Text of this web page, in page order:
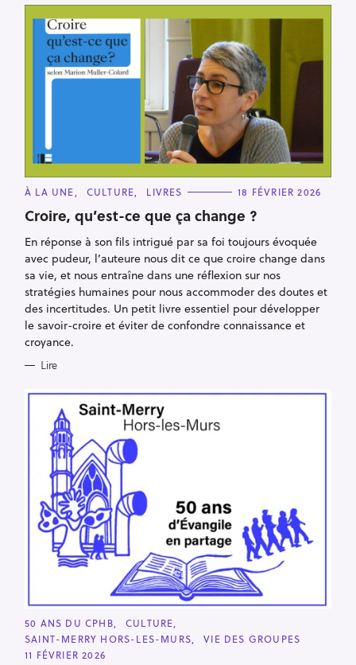
C
T
E
O
I
E
S
À LA UNE CULTURE LIVRES 18 FÉVRIER 2026
Croire, qu’est-ce que ça change ?
En réponse à son fils intrigué par sa foi toujours évoquée
avec pudeur, l’auteure nous dit ce que croire change dans
sa vie, et nous entraîne dans une réflexion sur nos
stratégies humaines pour nous accommoder des doutes et
des incertitudes. Un petit livre essentiel pour développer
le savoir-croire et éviter de confondre connaissance et
croyance.
Lire
C
A
T
E
50 ANS DU CPHB
CULTURE
SAINT-MERRY HORS-LES-MURS
VIE DES GROUPES
11 FÉVRIER 2026